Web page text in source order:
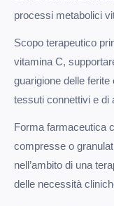
processi metabolici
Scopo terapeutico
vitamina C,
guarigione delle
tessuti connettivi e di
Forma farmaceutica
compresse o
nell’ambito di una
delle necessità